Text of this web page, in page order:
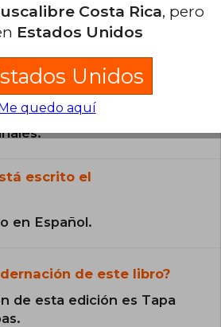
sobre el libro
nuestro
escrito el
en Español.
de este libro?
de esta edición es Tapa
Costa Rica, pero
Estados Unidos
Unidos
quedo aquí